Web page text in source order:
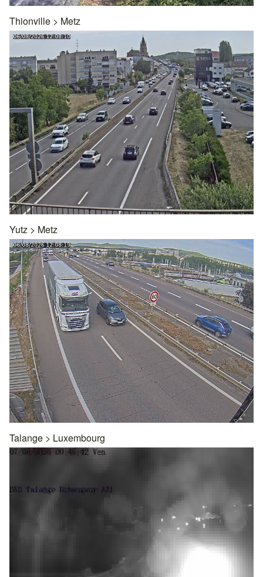
Thionville > Metz
Yutz > Metz
Talange > Luxembourg